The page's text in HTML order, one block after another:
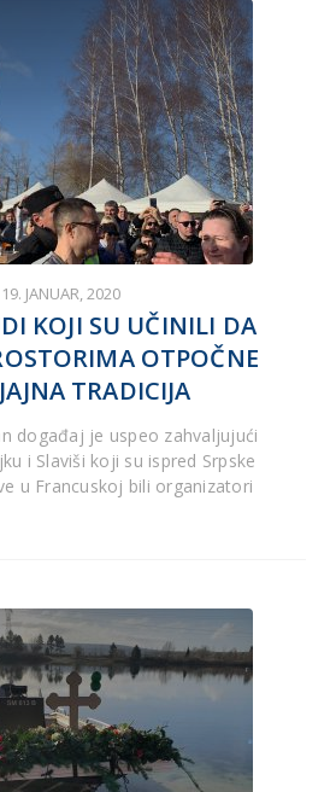
19. JANUAR, 2020
KOJI SU UČINILI DA
OTPOČNE
TRADICIJA
događaj je uspeo zahvaljujući
i Slaviši koji su ispred Srpske
u Francuskoj bili organizatori